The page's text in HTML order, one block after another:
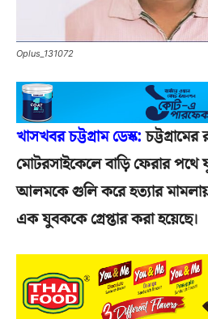
Oplus_131072
খাসখবর চট্টগ্রাম ডেস্ক:
মোটরসাইকেলে বাড়ি ফেরার
আলমকে গুলি করে হত্যার
এক যুবককে গ্রেপ্তার করা হয়েছে।